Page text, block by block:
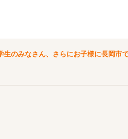
のみなさん、さらにお子様に長岡市